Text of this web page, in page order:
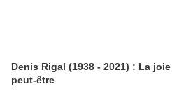
Denis Rigal (1938 - 2021) : La joie
peut-être